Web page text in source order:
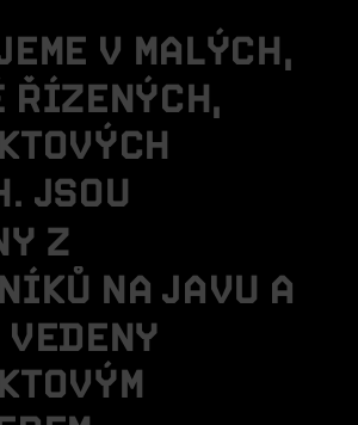
EME V MALÝCH,
ŘÍZENÝCH,
KTOVÝCH
. JSOU
Y Z
NÍKŮ NA JAVU A
VEDENY
KTOVÝM